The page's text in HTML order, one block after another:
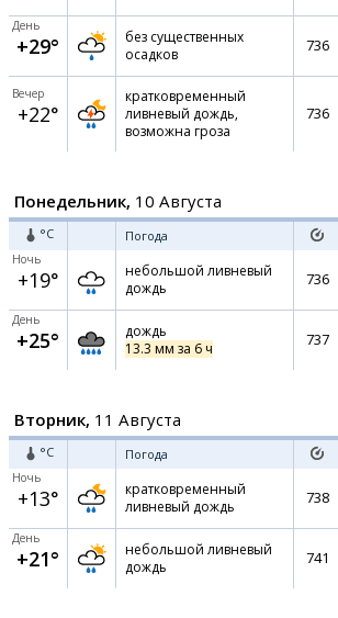
День
+29°
без существенных
осадков
736
Вечер
+22°
кратковременный
ливневый дождь,
возможна гроза
736
Понедельник, 10 Августа
°C Погода
Ночь
+19°
небольшой ливневый
дождь
736
День
+25°
дождь
13.3 мм за 6 ч
737
Вторник, 11 Августа
°C Погода
Ночь
+13°
кратковременный
ливневый дождь
738
День
+21°
небольшой ливневый
дождь
741